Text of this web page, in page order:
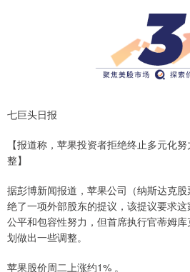
七巨头日报
【报道称，苹果投资者拒绝终止多元化
整】
据彭博新闻报道，苹果公司（纳斯达克
绝了一项外部股东的提议，该提议要求这
公平和包容性努力，但首席执行官蒂姆
划做出一些调整。
苹果股价周二上涨约1% 。